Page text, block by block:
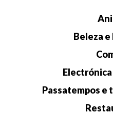
Beleza
Passatempos e